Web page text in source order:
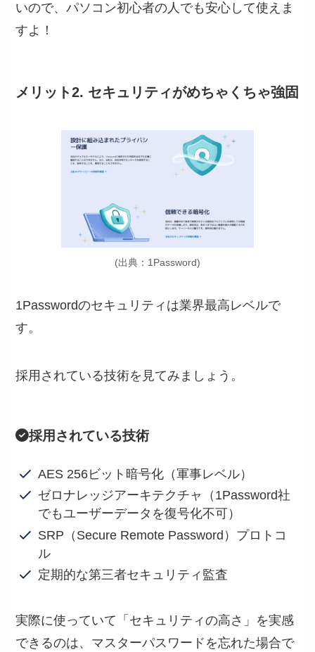
いので、パソコン初心者の人でも安心して使えま
すよ！
メリット2. セキュリティがめちゃくちゃ強固
(出典：1Password)
1Passwordのセキュリティは業界最高レベルで
す。
採用されている技術を見てみましょう。
採用されている技術
AES 256ビット暗号化（軍事レベル）
ゼロナレッジアーキテクチャ（1Password社
でもユーザーデータを復号化不可）
SRP（Secure Remote Password）プロトコ
ル
定期的な第三者セキュリティ監査
実際に使っていて「セキュリティの高さ」を実感
できるのは、マスターパスワードを忘れた場合で